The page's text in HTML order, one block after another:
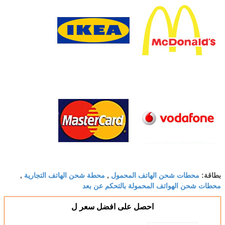
شحن الهاتف المحمول, محطة شحن الهاتف التجارية,
الهواتف المحمولة بالتحكم عن بعد
احصل على افضل سعر ل